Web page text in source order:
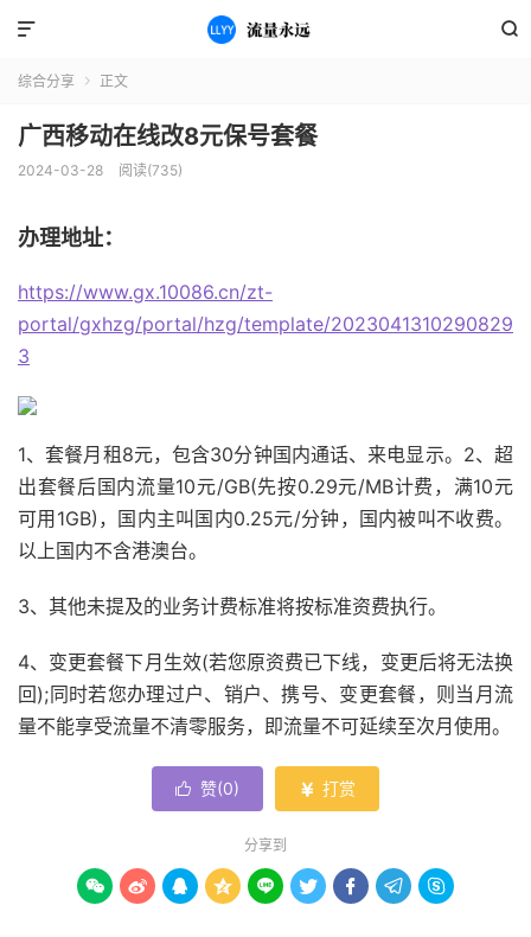


综合分享  正文
广西移动在线改8元保号套餐
2024-03-28 阅读(735)
办理地址：
https://www.gx.10086.cn/zt-
portal/gxhzg/portal/hzg/template/2023041310290829
3
1、套餐月租8元，包含30分钟国内通话、来电显示。2、超
出套餐后国内流量10元/GB(先按0.29元/MB计费，满10元
可用1GB)，国内主叫国内0.25元/分钟，国内被叫不收费。
以上国内不含港澳台。
3、其他未提及的业务计费标准将按标准资费执行。
4、变更套餐下月生效(若您原资费已下线，变更后将无法换
回);同时若您办理过户、销户、携号、变更套餐，则当月流
量不能享受流量不清零服务，即流量不可延续至次月使用。
 赞(0)  打赏
分享到
        